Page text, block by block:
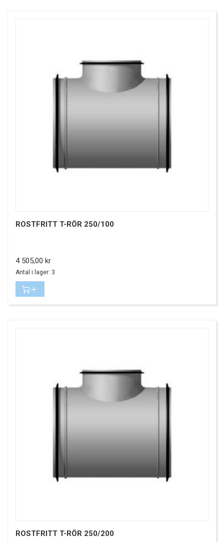
ROSTFRITT T-RÖR 250/100
Pris
4 505,00 kr
Antal i lager: 3
ROSTFRITT T-RÖR 250/200